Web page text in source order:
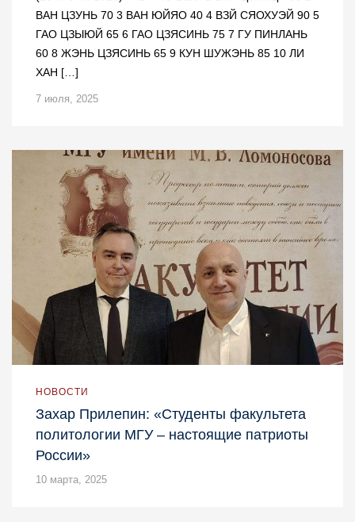
ВАН ЦЗУНЬ 70 3 ВАН ЮЙЯО 40 4 ВЗЙ СЯОХУЭЙ 90 5
ГАО ЦЗЫЮЙ 65 6 ГАО ЦЗЯСИНЬ 75 7 ГУ ПИНЛАНЬ
60 8 ЖЭНЬ ЦЗЯСИНЬ 65 9 КУН ШУЖЭНЬ 85 10 ЛИ
ХАН […]
7 июля, 2025
НОВОСТИ
Захар Прилепин: «Студенты факультета
политологии МГУ – настоящие патриоты
России»
10 марта, 2025